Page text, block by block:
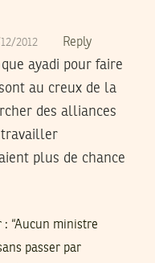
2012 Reply
ayadi pour faire
au creux de la
des alliances
travailler
plus de chance
: “Aucun ministre
passer par